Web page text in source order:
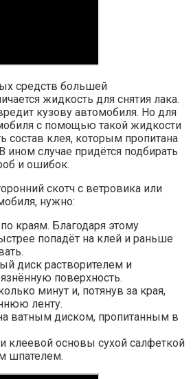
средств большей
жидкость для снятия лака.
кузову автомобиля. Но для
с помощью такой жидкости
состав клея, которым пропитана
ином случае придётся подбирать
и ошибок.
скотч с ветровика или
нужно:
краям. Благодаря этому
попадёт на клей и раньше
диск растворителем и
поверхность.
минут и, потянув за края,
ленту.
ватным диском, пропитанным в
клеевой основы сухой салфеткой
шпателем.